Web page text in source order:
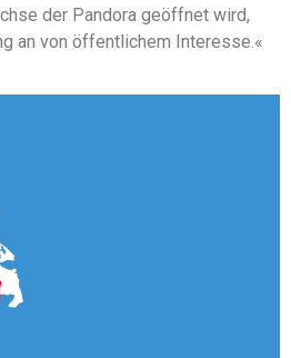
der Pandora geöffnet wird,
an von öffentlichem Interesse.«